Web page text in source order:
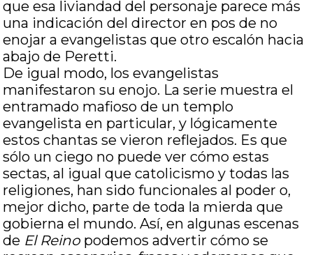
que esa liviandad del personaje parece más
una indicación del director en pos de no
enojar a evangelistas que otro escalón hacia
abajo de Peretti.
De igual modo, los evangelistas
manifestaron su enojo. La serie muestra el
entramado mafioso de un templo
evangelista en particular, y lógicamente
estos chantas se vieron reflejados. Es que
sólo un ciego no puede ver cómo estas
sectas, al igual que catolicismo y todas las
religiones, han sido funcionales al poder o,
mejor dicho, parte de toda la mierda que
gobierna el mundo. Así, en algunas escenas
de El Reinopodemos advertir cómo se